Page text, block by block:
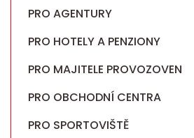
PRO AGENTURY
PRO HOTELY A PENZIONY
PRO MAJITELE PROVOZOVEN
PRO OBCHODNÍ CENTRA
PRO SPORTOVIŠTĚ